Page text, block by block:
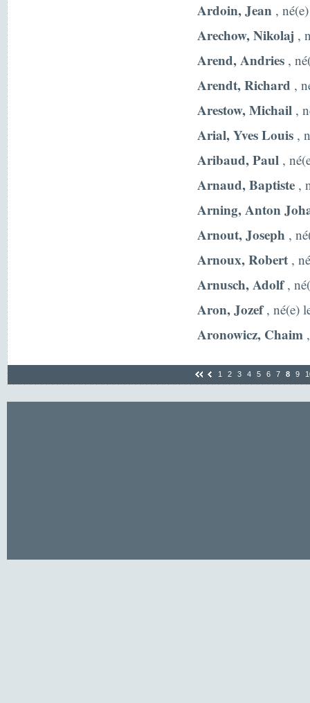
Ardoin, Jean ,
Arechow, Nikolaj ,
Arend, Andries ,
Arendt, Richard ,
Arestow, Michail ,
Arial, Yves Louis ,
Aribaud, Paul ,
Arnaud, Baptiste ,
Arning, Anton
Arnout, Joseph ,
Arnoux, Robert ,
Arnusch, Adolf,
Aron, Jozef, né(e)
Aronowicz, Chaim
1 2 3 4 5 6 7 8 9